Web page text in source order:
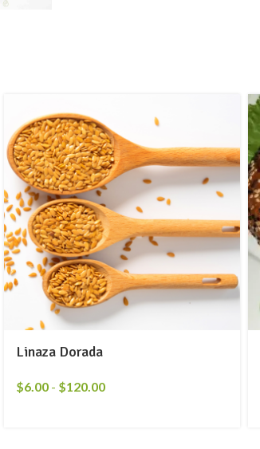
Linaza Dorada
$6.00 - $120.00